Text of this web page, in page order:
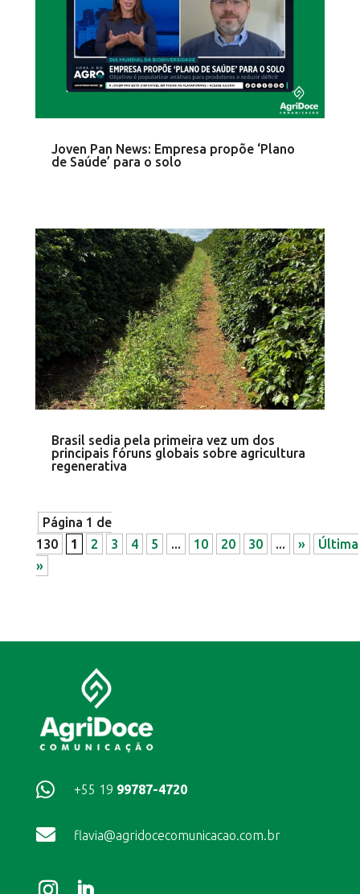
Joven Pan News: Empresa propõe ‘Plano
de Saúde’ para o solo
Brasil sedia pela primeira vez um dos
principais fóruns globais sobre agricultura
regenerativa
Página 1 de
130
1 2 3 4 5 ... 10 20 30 ... »
Última
»
 +55 19 99787-4720
 flavia@agridocecomunicacao.com.br